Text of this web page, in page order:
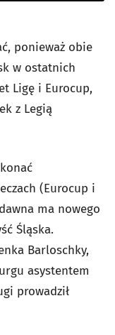
ponieważ obie
w ostatnich
Ligę i Eurocup,
z Legią
(Eurocup i
ma nowego
Śląska.
Barloschky,
asystentem
prowadził